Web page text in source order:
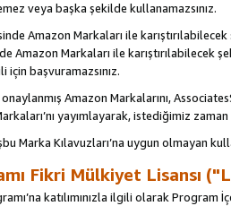
veya başka şekilde kullanamazsınız.
Amazon Markaları ile
Markaları ile karıştırılabilecek
için başvuramazsınız.
onaylanmış Amazon Markalarını,
yayımlayarak, istediğimiz
Marka Kılavuzları’na uygun olmayan
Fikri Mülkiyet Lisansı
katılımınızla ilgili olarak Program